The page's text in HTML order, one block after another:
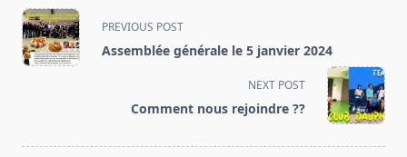
<span
class="nav-
subtitle
PREVIOUS POST
Assemblée générale le 5 janvier 2024
NEXT POST
Comment nous rejoindre ??